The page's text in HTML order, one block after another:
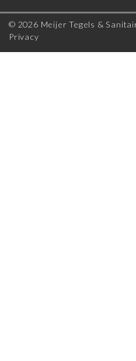
© 2026 Meijer Tegels &
Privacy